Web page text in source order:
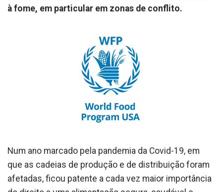
à fome, em particular em zonas de conflito.
Num ano marcado pela pandemia da Covid-19, em
que as cadeias de produção e de distribuição foram
afetadas, ficou patente a cada vez maior importância